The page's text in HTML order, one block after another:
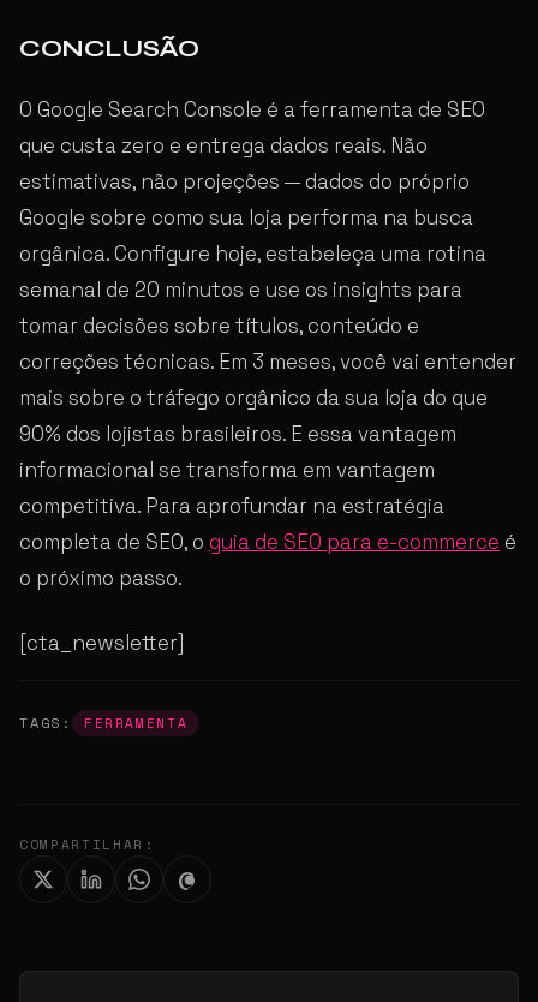
CONCLUSÃO
O Google Search Console é a ferramenta de SEO
que custa zero e entrega dados reais. Não
estimativas, não projeções — dados do próprio
Google sobre como sua loja performa na busca
orgânica. Configure hoje, estabeleça uma rotina
semanal de 20 minutos e use os insights para
tomar decisões sobre títulos, conteúdo e
correções técnicas. Em 3 meses, você vai entender
mais sobre o tráfego orgânico da sua loja do que
90% dos lojistas brasileiros. E essa vantagem
informacional se transforma em vantagem
competitiva. Para aprofundar na estratégia
completa de SEO, o guia de SEO para e-commerce é
o próximo passo.
[cta_newsletter]
TAGS: FERRAMENTA
COMPARTILHAR: